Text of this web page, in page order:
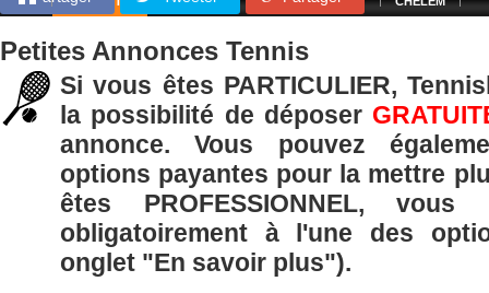
Petites Annonces Tennis
Si vous êtes PARTICULIER,
la possibilité de déposer
annonce. Vous pouvez
options payantes pour la mettre
êtes PROFESSIONNEL, vous
obligatoirement à l'une des
onglet "En savoir plus").